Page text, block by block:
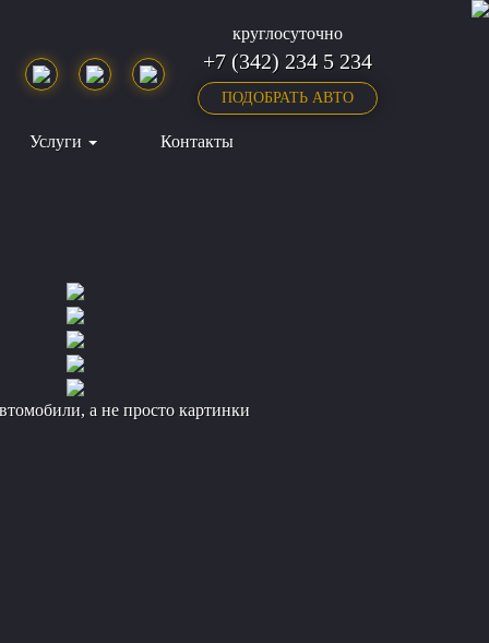
круглосуточно
+7 (342) 234 5 234
ПОДОБРАТЬ АВТО
Услуги Контакты
а не просто картинки